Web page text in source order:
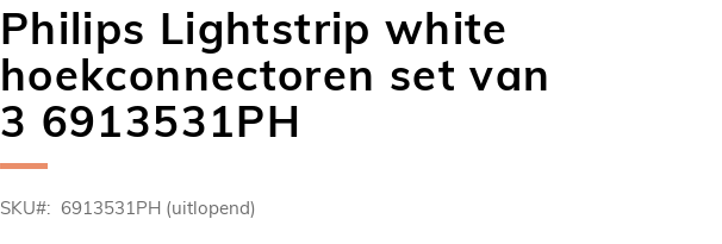
Philips Lightstrip white
hoekconnectoren set van
3 6913531PH
SKU 6913531PH (uitlopend)